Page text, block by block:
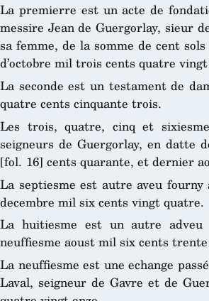
La premierre est un acte de
messire Jean de Guergorlay, sieur
sa femme, de la somme de cent
d’octobre mil trois cents quatre
La seconde est un testament de
quatre cents cinquante trois.
Les trois, quatre, cinq et
seigneurs de Guergorlay, en datte
[fol. 16] cents quarante, et dernier
La septiesme est autre aveu
decembre mil six cents vingt quatre.
La huitiesme est un autre
neuffiesme aoust mil six cents
La neuffiesme est une echange
Laval, seigneur de Gavre et de